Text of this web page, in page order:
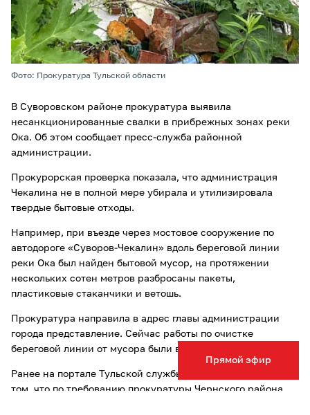
Прямой эфир
Фото: Прокуратура Тульской области
В Суворовском районе прокуратура выявила
несанкционированные свалки в прибрежных зонах реки
Ока. Об этом сообщает пресс-служба районной
администрации.
Прокурорская проверка показала, что администрация
Чекалина не в полной мере убирала и утилизировала
твердые бытовые отходы.
Например, при въезде через мостовое сооружение по
автодороге «Суворов-Чекалин» вдоль береговой линии
реки Ока был найден бытовой мусор, на протяжении
нескольких сотен метров разбросаны пакеты,
пластиковые стаканчики и ветошь.
Прокуратура направила в адрес главы администрации
города представление. Сейчас работы по очистке
береговой линии от мусора были выполнены.
Ранее на портале Тульской службы новостей сообщалось о
том, что по требованию прокуратуры Чернского района